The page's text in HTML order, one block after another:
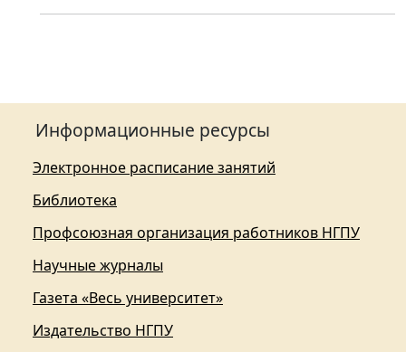
Информационные ресурсы
Электронное расписание занятий
Библиотека
Профсоюзная организация работников НГПУ
Научные журналы
Газета «Весь университет»
Издательство НГПУ